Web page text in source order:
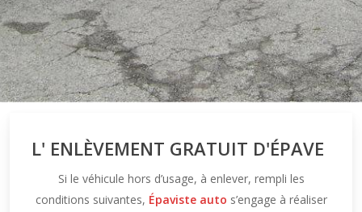
L' ENLÈVEMENT GRATUIT D'ÉPAVE
Si le véhicule hors d’usage, à enlever, rempli les
conditions suivantes, Épaviste auto s’engage à réaliser